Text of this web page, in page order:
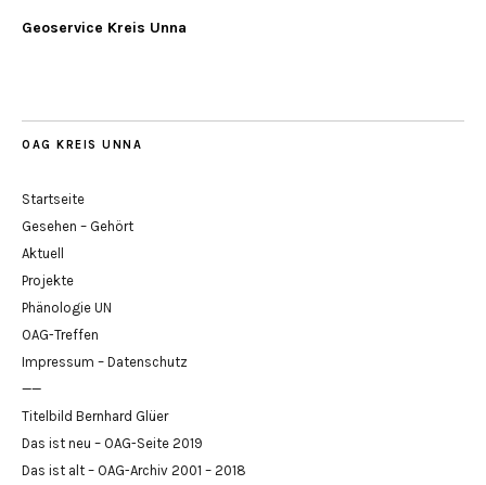
Geoservice Kreis Unna
OAG KREIS UNNA
Startseite
Gesehen – Gehört
Aktuell
Projekte
Phänologie UN
OAG-Treffen
Impressum – Datenschutz
——
Titelbild Bernhard Glüer
Das ist neu – OAG-Seite 2019
Das ist alt – OAG-Archiv 2001 – 2018